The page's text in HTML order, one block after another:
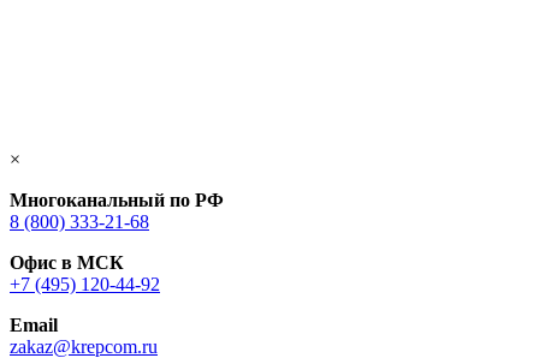
×
Многоканальный по РФ
8 (800) 333‑21-68
Офис в МСК
+7 (495) 120-44-92
Email
zakaz@krepcom.ru